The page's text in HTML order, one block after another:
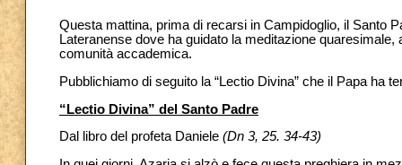
Questa mattina, prima di recarsi in Campidoglio, il Santo
Lateranense dove ha guidato la meditazione
comunità accademica.
Pubblichiamo di seguito la “Lectio Divina” che il Papa ha
“Lectio Divina” del Santo Padre
Dal libro del profeta Daniele (Dn 3, 25. 34-43)